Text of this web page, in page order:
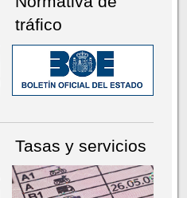
tráfico
Tasas y servicios